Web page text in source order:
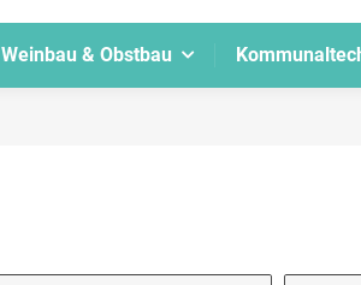
Weinbau & Obstbau